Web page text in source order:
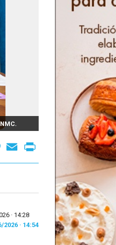
Firma del convenio.
Message
Email
· 14:28
· 14:54